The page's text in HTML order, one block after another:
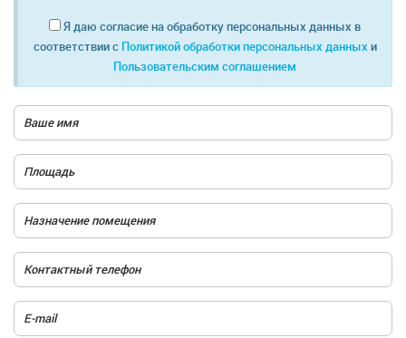
Я даю согласие на обработку персональных данных в
соответствии с Политикой обработки персональных данных и
Пользовательским соглашением